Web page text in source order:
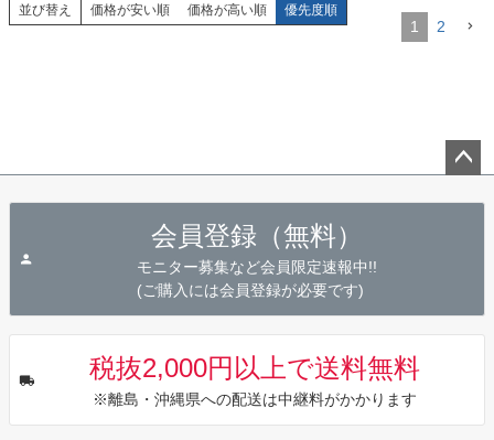
並び替え 価格が安い順 価格が高い順 優先度順
1 2
会員登録（無料）
モニター募集など会員限定速報中!!
(ご購入には会員登録が必要です)
税抜2,000円以上で送料無料
※離島・沖縄県への配送は中継料がかかります